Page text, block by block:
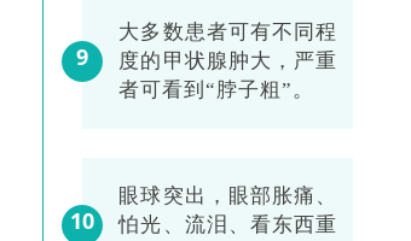
9
大多数患者可有不同程
度的甲状腺肿大，严重
者可看到“脖子粗”。
10
眼球突出，眼部胀痛、
怕光、流泪、看东西重